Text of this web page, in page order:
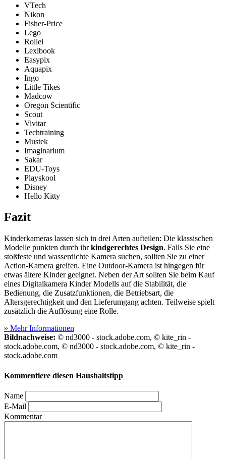
VTech
Nikon
Fisher-Price
Lego
Rollei
Lexibook
Easypix
Aquapix
Ingo
Little Tikes
Madcow
Oregon Scientific
Scout
Vivitar
Techtraining
Mustek
Imaginarium
Sakar
EDU-Toys
Playskool
Disney
Hello Kitty
Fazit
Kinderkameras lassen sich in drei Arten aufteilen: Die klassischen
Modelle punkten durch ihrkindgerechtes Design. Falls Sie eine
stoßfeste und wasserdichte Kamera suchen, sollten Sie zu einer
Action-Kamera greifen. Eine Outdoor-Kamera ist hingegen für
etwas ältere Kinder geeignet. Neben der Art sollten Sie beim Kauf
eines Digitalkamera Kinder Modells auf die Stabilität, die
Bedienung, die Zusatzfunktionen, die Betriebsart, die
Altersgerechtigkeit und den Lieferumgang achten. Teilweise spielt
zusätzlich die Auflösung eine Rolle.
» Mehr Informationen
Bildnachweise: © nd3000 - stock.adobe.com, © kite_rin -
stock.adobe.com, © nd3000 - stock.adobe.com, © kite_rin -
stock.adobe.com
Kommentiere diesen Haushaltstipp
Name
E-Mail
Kommentar